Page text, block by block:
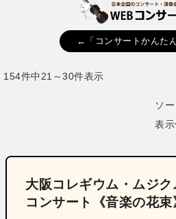
←「コンサートかんた
154件中21～30件表示
ソー
表示
大阪コレギウム・ムジ
コンサート《音楽の花束